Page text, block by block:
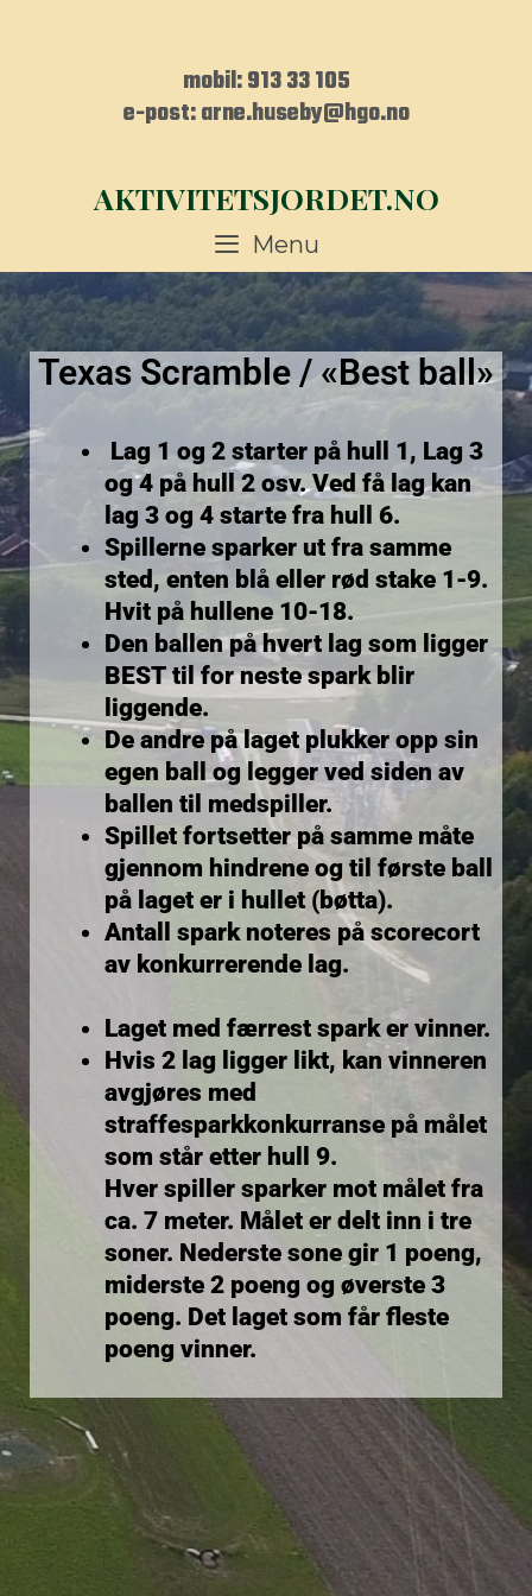
mobil: 913 33 105
e-post:arne.huseby@hgo.no
AKTIVITETSJORDET.NO
Menu
Texas Scramble / «Best ball»
Lag 1 og 2 starter på hull 1, Lag 3
og 4 på hull 2 osv. Ved få lag kan
lag 3 og 4 starte fra hull 6.
Spillerne sparker ut fra samme
sted, enten blå eller rød stake 1-9.
Hvit på hullene 10-18.
Den ballen på hvert lag som ligger
BEST til for neste spark blir
liggende.
De andre på laget plukker opp sin
egen ball og legger ved siden av
ballen til medspiller.
Spillet fortsetter på samme måte
gjennom hindrene og til første ball
på laget er i hullet (bøtta).
Antall spark noteres på scorecort
av konkurrerende lag.
Laget med færrest spark er vinner.
Hvis 2 lag ligger likt, kan vinneren
avgjøres med
straffesparkkonkurranse på målet
som står etter hull 9.
Hver spiller sparker mot målet fra
ca. 7 meter. Målet er delt inn i tre
soner. Nederste sone gir 1 poeng,
miderste 2 poeng og øverste 3
poeng. Det laget som får fleste
poeng vinner.